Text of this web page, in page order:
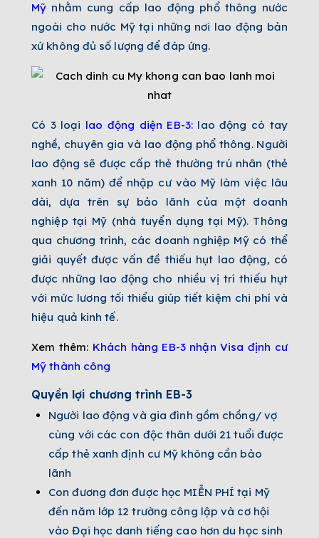
Mỹ nhằm cung cấp lao động phổ thông nước
ngoài cho nước Mỹ tại những nơi lao động bản
xứ không đủ số lượng để đáp ứng.
Có 3 loại lao động diện EB-3: lao động có tay
nghề, chuyên gia và lao động phổ thông. Người
lao động sẽ được cấp thẻ thường trú nhân (thẻ
xanh 10 năm) để nhập cư vào Mỹ làm việc lâu
dài, dựa trên sự bảo lãnh của một doanh
nghiệp tại Mỹ (nhà tuyển dụng tại Mỹ). Thông
qua chương trình, các doanh nghiệp Mỹ có thể
giải quyết được vấn đề thiếu hụt lao động, có
được những lao động cho nhiều vị trí thiếu hụt
với mức lương tối thiểu giúp tiết kiệm chi phí và
hiệu quả kinh tế.
Xem thêm: Khách hàng EB-3 nhận Visa định cư
Mỹ thành công
Quyền lợi chương trình EB-3
Người lao động và gia đình gồm chồng/ vợ
cùng với các con độc thân dưới 21 tuổi được
cấp thẻ xanh định cư Mỹ không cần bảo
lãnh
Con đương đơn được học MIỄN PHÍ tại Mỹ
đến năm lớp 12 trường công lập và cơ hội
vào Đại học danh tiếng cao hơn du học sinh